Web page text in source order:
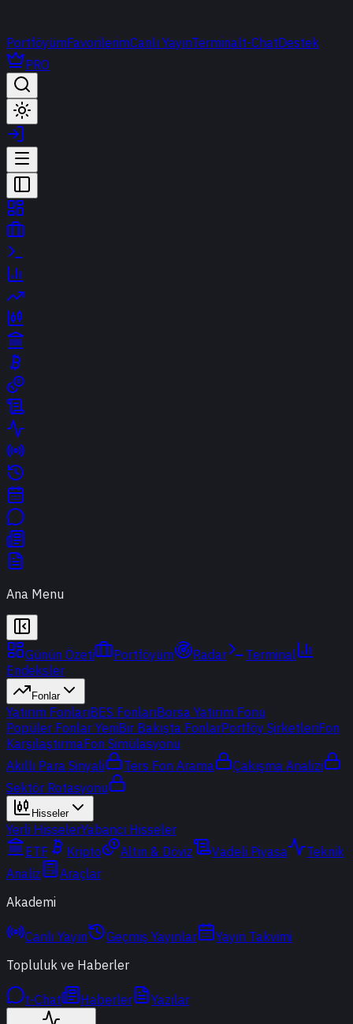
PortföyümFavorilerimCanlı YayınTerminalt-ChatDestek
PRO
Ana Menu
Günün Özeti Portföyüm Radar
Terminal
Endeksler
Fonlar
Yatırım FonlarıBES FonlarıBorsa Yatırım Fonu
Popüler Fonlar YeniBir Bakışta FonlarPortföy ŞirketleriFon
KarşılaştırmaFon Simülasyonu
Akıllı Para Sinyali
Ters Fon Arama
Çakışma Analizi
Sektör Rotasyonu
Hisseler
Yerli HisselerYabancı Hisseler
ETF
Kripto Altın & Döviz Vadeli Piyasa
Teknik
Analiz
Araçlar
Akademi
Canlı Yayın Geçmiş Yayınlar
Yayın Takvimi
Topluluk ve Haberler
t-Chat Haberler Yazılar